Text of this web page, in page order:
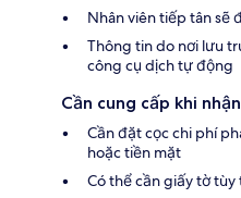
Nhân viên tiếp tân sẽ
Thông tin do nơi lưu
công cụ dịch tự động
Cần cung cấp khi
Cần đặt cọc chi phí
hoặc tiền mặt
Có thể cần giấy tờ tùy